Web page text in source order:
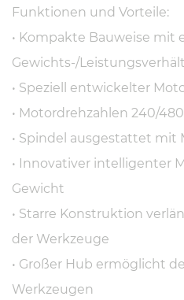
Funktionen und Vorteile:
• Kompakte Bauweise mit
Gewichts-/
• Speziell entwickelter
• Motordrehzahlen 240/
• Spindel ausgestattet mit
• Innovativer intelligenter
Gewicht
• Starre Konstruktion
der Werkzeuge
• Großer Hub ermöglicht
Werkzeugen